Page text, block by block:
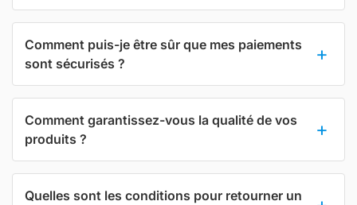
Comment puis-je être sûr que mes paiements
sont sécurisés ?
Comment garantissez-vous la qualité de vos
produits ?
Quelles sont les conditions pour retourner un